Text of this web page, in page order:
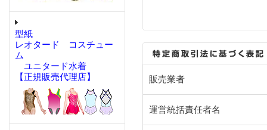
型紙
レオタード コスチュー
ム
ユニタード水着
【正規販売代理店】
販売業者
運営統括責任者名